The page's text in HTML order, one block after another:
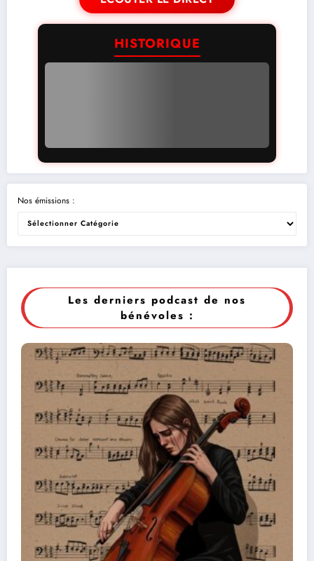
HISTORIQUE
Nos émissions :
Les derniers podcast de nos
bénévoles :